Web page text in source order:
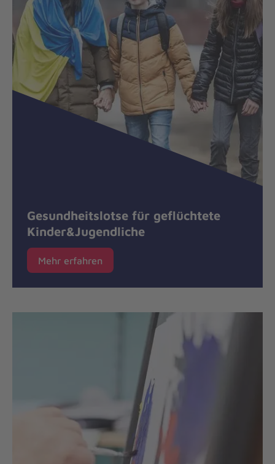
Gesundheitslotse für geflüchtete
Kinder&Jugendliche
Mehr erfahren